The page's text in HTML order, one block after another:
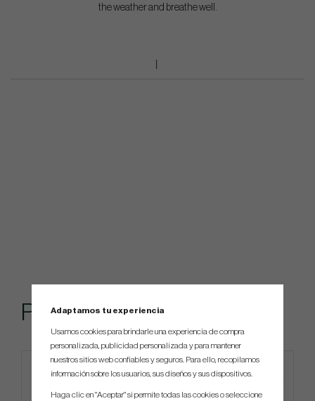
the weather and breathe well.
Popular
Adaptamos tu experiencia
Usamos cookies para brindarle una experiencia de compra
personalizada, publicidad personalizada y para mantener
nuestros sitios web confiables y seguros. Para ello, recopilamos
información sobre los usuarios, sus diseños y sus dispositivos.
Haga clic en "Aceptar" si permite todas las cookies o seleccione